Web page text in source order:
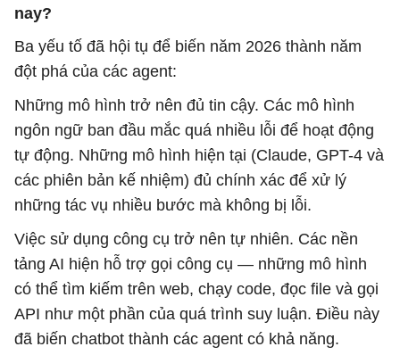
nay?
Ba yếu tố đã hội tụ để biến năm 2026 thành năm
đột phá của các agent:
Những mô hình trở nên đủ tin cậy. Các mô hình
ngôn ngữ ban đầu mắc quá nhiều lỗi để hoạt động
tự động. Những mô hình hiện tại (Claude, GPT-4 và
các phiên bản kế nhiệm) đủ chính xác để xử lý
những tác vụ nhiều bước mà không bị lỗi.
Việc sử dụng công cụ trở nên tự nhiên. Các nền
tảng AI hiện hỗ trợ gọi công cụ — những mô hình
có thể tìm kiếm trên web, chạy code, đọc file và gọi
API như một phần của quá trình suy luận. Điều này
đã biến chatbot thành các agent có khả năng.